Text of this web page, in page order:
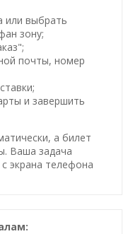
или выбрать
зону;
почты, номер
и завершить
а билет
Ваша задача
экрана телефона